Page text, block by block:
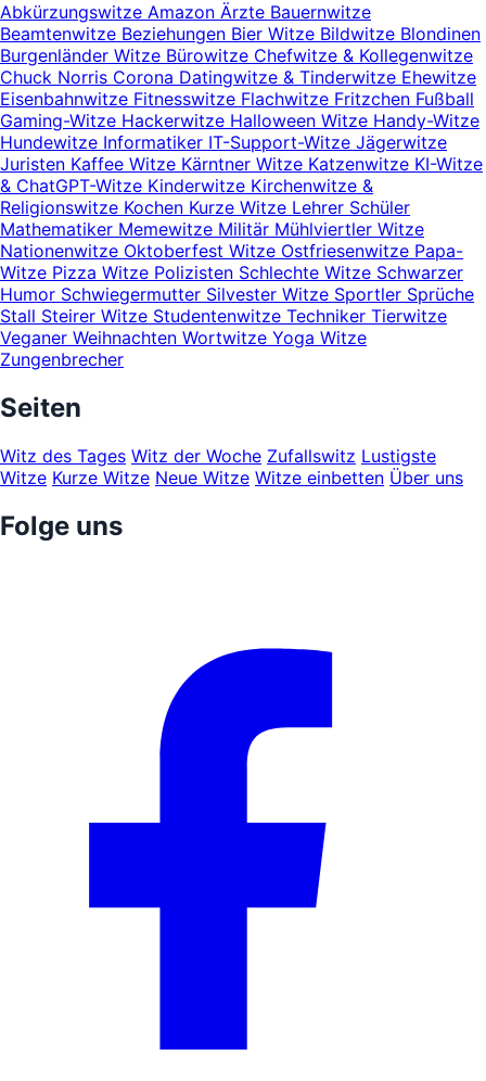
Abkürzungswitze Amazon Ärzte Bauernwitze
Beamtenwitze Beziehungen Bier Witze Bildwitze Blondinen
Burgenländer Witze Bürowitze Chefwitze & Kollegenwitze
Chuck Norris Corona Datingwitze & Tinderwitze Ehewitze
Eisenbahnwitze Fitnesswitze Flachwitze Fritzchen Fußball
Gaming-Witze Hackerwitze Halloween Witze Handy-Witze
Hundewitze Informatiker IT-Support-Witze Jägerwitze
Juristen Kaffee Witze Kärntner Witze Katzenwitze KI-Witze
& ChatGPT-Witze Kinderwitze Kirchenwitze &
Religionswitze Kochen Kurze Witze Lehrer Schüler
Mathematiker Memewitze Militär Mühlviertler Witze
Nationenwitze Oktoberfest Witze Ostfriesenwitze Papa-
Witze Pizza Witze Polizisten Schlechte Witze Schwarzer
Humor Schwiegermutter Silvester Witze Sportler Sprüche
Stall Steirer Witze Studentenwitze Techniker Tierwitze
Veganer Weihnachten Wortwitze Yoga Witze
Zungenbrecher
Seiten
Witz des Tages Witz der Woche Zufallswitz Lustigste
Witze Kurze Witze Neue Witze Witze einbetten Über uns
Folge uns